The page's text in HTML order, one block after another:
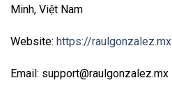
Minh, Việt Nam
Website: https://raulgonzalez.mx
Email: support@raulgonzalez.mx